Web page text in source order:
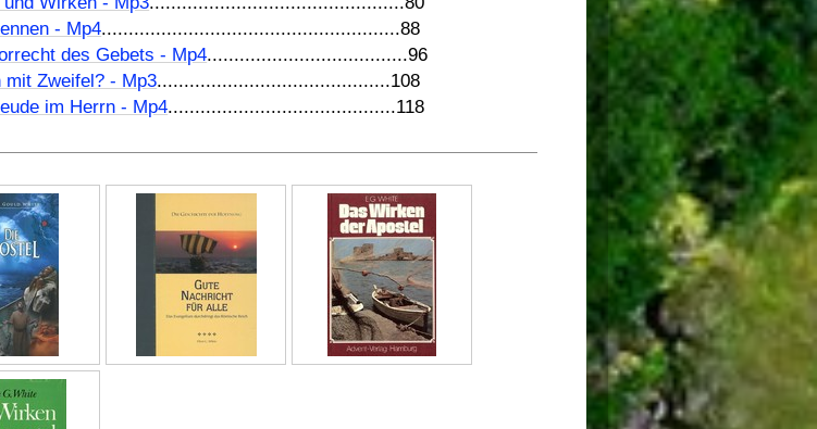
- Mp4.......................................................88
des Gebets - Mp4.....................................96
mit Zweifel? - Mp3...........................................108
im Herrn - Mp4..........................................118